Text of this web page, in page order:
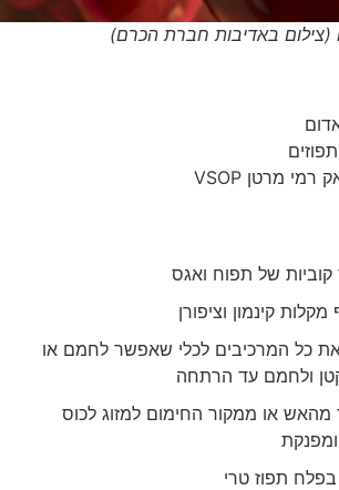
באדיבות חברת הכרם)
של תפוח ואגס
קינמון וציפורן
כל המרכיבים לכלי שאפשר לחמם או
ולחמם עד הרתחה
או ממקור החימום למזוג לכוס
תפוז טרי